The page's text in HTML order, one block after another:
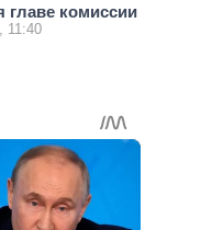
главе комиссии
11:40